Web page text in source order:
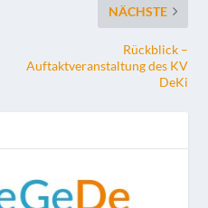
NÄCHSTE
Rückblick –
Auftaktveranstaltung des KV
DeKi